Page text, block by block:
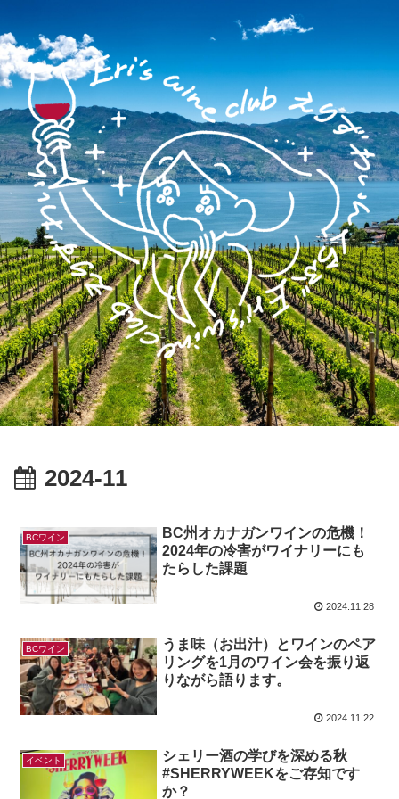
2024-11
BCワイン
BC州オカナガンワインの危機！
2024年の冷害がワイナリーにも
たらした課題
2024.11.28
BCワイン
うま味（お出汁）とワインのペア
リングを1月のワイン会を振り返
りながら語ります。
2024.11.22
イベント
シェリー酒の学びを深める秋
#SHERRYWEEKをご存知です
か？